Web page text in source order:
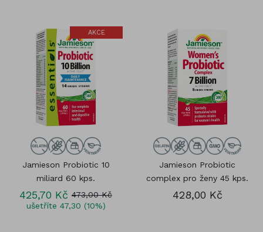
AKCE
Jamieson Probiotic 10
miliard 60 kps.
425,70 Kč 473,00 Kč
ušetříte 47,30 (10%)
Jamieson Probiotic
complex pro ženy 45 kps.
428,00 Kč